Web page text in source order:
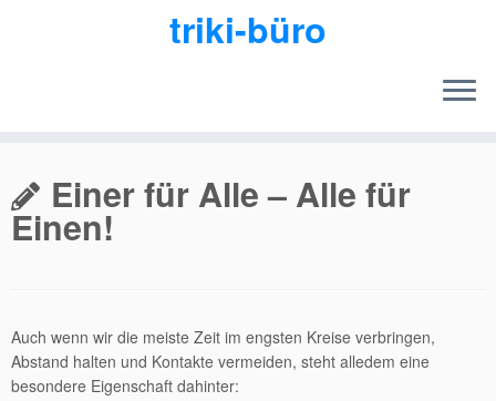
Inhalt
springen
triki-büro
Einer für Alle – Alle für
Einen!
Auch wenn wir die meiste Zeit im engsten Kreise verbringen,
Abstand halten und Kontakte vermeiden, steht alledem eine
besondere Eigenschaft dahinter: